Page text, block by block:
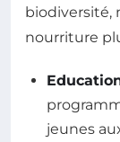
biodiversité,
nourriture
jeunes